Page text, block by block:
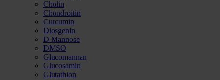
Cholin
Chondroitin
Curcumin
Diosgenin
D Mannose
DMSO
Glucomannan
Glucosamin
Glutathion